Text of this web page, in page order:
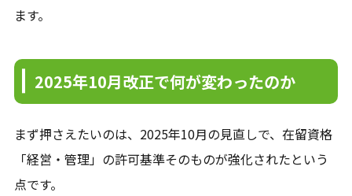
ます。
2025年10月改正で何が変わったのか
まず押さえたいのは、2025年10月の見直しで、在留資格
「経営・管理」の許可基準そのものが強化されたという
点です。